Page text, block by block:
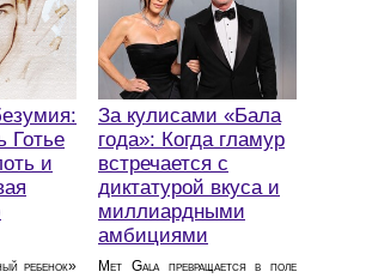
Готье
и
ребенок»
За кулисами «Бала
года»: Когда гламур
встречается с
диктатурой вкуса и
миллиардными
амбициями
Met Gala превращается в поле